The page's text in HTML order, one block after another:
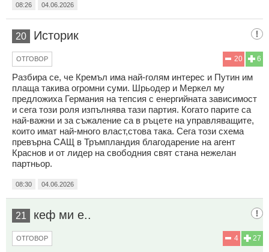
08:26 04.06.2026
20 Историк
6
20
ОТГОВОР
Разбира се, че Кремъл има най-голям интерес и Путин им
плаща такива огромни суми. Шрьодер и Меркел му
предложиха Германия на тепсия с енергийната зависимост
и сега този роля изпълнява тази партия. Когато парите са
най-важни и за съжаление са в ръцете на управляващите,
които имат най-много власт,стова така. Сега този схема
превърна САЩ в Тръмпландия благодарение на агент
Краснов и от лидер на свободния свят стана нежелан
партньор.
08:30 04.06.2026
21 кеф ми е..
27
4
ОТГОВОР